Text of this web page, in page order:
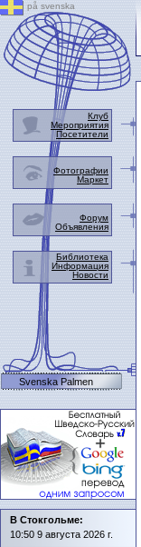
på svenska
Клуб
Мероприятия
Посетители
Фотографии
Маркет
Форум
Объявления
Библиотека
Информация
Новости
Svenska Palmen
В Стокгольме:
10:50 9 августа 2026 г.